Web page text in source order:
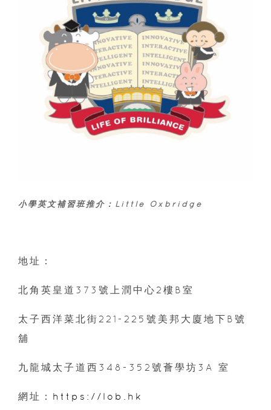
小學英文補習班推介：Little Oxbridge
地址：
北角英皇道373號上潤中心2樓B室
太子西洋菜北街221-225號美邦大廈地下B號
舖
九龍城太子道西348-352號薈學坊3A 室
網址： https://lob.hk